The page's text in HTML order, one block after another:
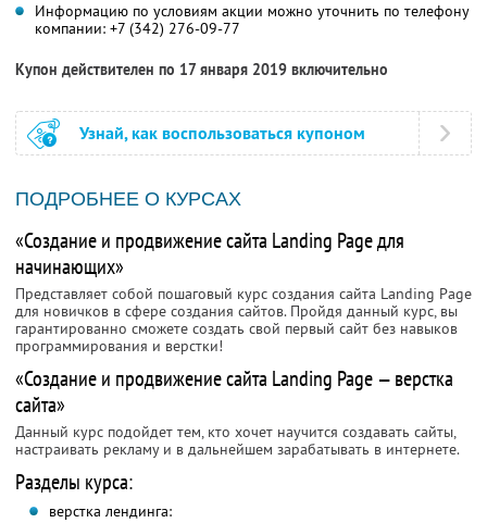
Информацию по условиям акции можно уточнить по телефону
компании: +7 (342) 276-09-77
Купон действителен по 17 января 2019 включительно
Узнай, как воспользоваться купоном
ПОДРОБНЕЕ О КУРСАХ
«Создание и продвижение сайта Landing Page для
начинающих»
Представляет собой пошаговый курс создания сайта Landing Page
для новичков в сфере создания сайтов. Пройдя данный курс, вы
гарантированно сможете создать свой первый сайт без навыков
программирования и верстки!
«Создание и продвижение сайта Landing Page — верстка
сайта»
Данный курс подойдет тем, кто хочет научится создавать сайты,
настраивать рекламу и в дальнейшем зарабатывать в интернете.
Разделы курса:
верстка лендинга: